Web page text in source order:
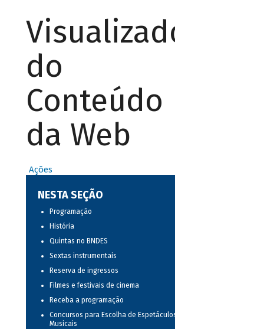
Visualizador
do
Conteúdo
da Web
Ações
NESTA SEÇÃO
Programação
História
Quintas no BNDES
Sextas instrumentais
Reserva de ingressos
Filmes e festivais de cinema
Receba a programação
Concursos para Escolha de Espetáculos
Musicais